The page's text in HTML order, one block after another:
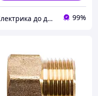
Електрика до дрібниць 99%